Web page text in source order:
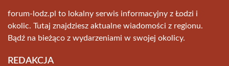
forum-lodz.pl to lokalny serwis informacyjny z Łodzi i
okolic. Tutaj znajdziesz aktualne wiadomości z regionu.
Bądź na bieżąco z wydarzeniami w swojej okolicy.
REDAKCJA